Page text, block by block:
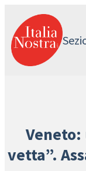
contenuto
vetta”.